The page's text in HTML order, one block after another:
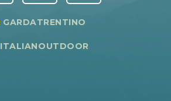
GARDATRENTINO
ITALIANOUTDOOR